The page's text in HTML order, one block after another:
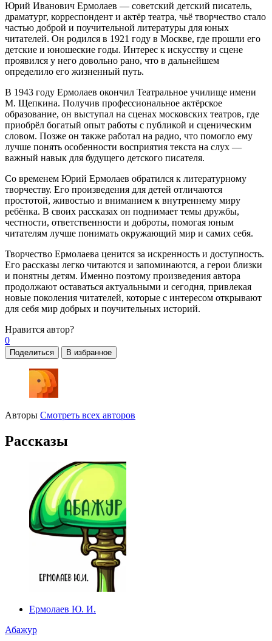
Юрий Иванович Ермолаев — советский детский писатель,
драматург, корреспондент и актёр театра, чьё творчество стало
частью доброй и поучительной литературы для юных
читателей. Он родился в 1921 году в Москве, где прошли его
детские и юношеские годы. Интерес к искусству и сцене
проявился у него довольно рано, что в дальнейшем
определило его жизненный путь.
В 1943 году Ермолаев окончил Театральное училище имени
М. Щепкина. Получив профессиональное актёрское
образование, он выступал на сценах московских театров, где
приобрёл богатый опыт работы с публикой и сценическим
словом. Позже он также работал на радио, что помогло ему
лучше понять особенности восприятия текста на слух —
важный навык для будущего детского писателя.
Со временем Юрий Ермолаев обратился к литературному
творчеству. Его произведения для детей отличаются
простотой, живостью и вниманием к внутреннему миру
ребёнка. В своих рассказах он поднимает темы дружбы,
честности, ответственности и доброты, помогая юным
читателям лучше понимать окружающий мир и самих себя.
Творчество Ермолаева ценится за искренность и доступность.
Его рассказы легко читаются и запоминаются, а герои близки
и понятны детям. Именно поэтому произведения автора
продолжают оставаться актуальными и сегодня, привлекая
новые поколения читателей, которые с интересом открывают
для себя мир добрых и поучительных историй.
Нравится автор?
0
Поделиться В избранное
Авторы Смотреть всех авторов
Рассказы
Ермолаев Ю. И.
Абажур